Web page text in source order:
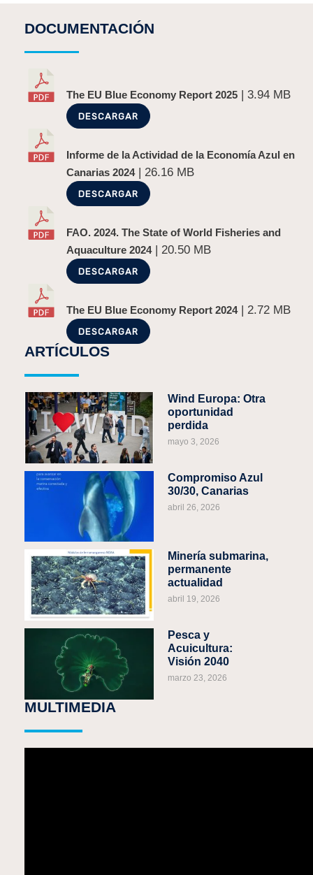
DOCUMENTACIÓN
The EU Blue Economy Report 2025 | 3.94 MB
DESCARGAR
Informe de la Actividad de la Economía Azul en
Canarias 2024| 26.16 MB
DESCARGAR
FAO. 2024. The State of World Fisheries and
Aquaculture 2024| 20.50 MB
DESCARGAR
The EU Blue Economy Report 2024| 2.72 MB
DESCARGAR
ARTÍCULOS
Wind Europa: Otra
oportunidad
perdida
mayo 3, 2026
Compromiso Azul
30/30, Canarias
abril 26, 2026
Minería submarina,
permanente
actualidad
abril 19, 2026
Pesca y
Acuicultura:
Visión 2040
marzo 23, 2026
MULTIMEDIA